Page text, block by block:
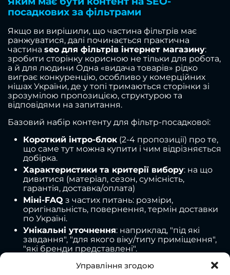
Управління згодою
посадкових за фільтрами
Якщо ви вирішили, що частина фільтрів має
ранжуватися, далі починається практична
частина seo для фільтрів інтернет магазину:
зробити сторінку корисною не тільки для робота,
а й для людини Одна «видача товарів» рідко
виграє конкуренцію, особливо у комерційних
нішах України, де у топі тримаються сторінки зі
зрозумілою пропозицією, структурою та
відповідями на запитання.
Базовий набір контенту для фільтр-посадкової:
Короткий інтро-блок (2-4 пропозиції) про те,
що саме тут можна купити і чим відрізняється
добірка.
Характеристики та критерії вибору: на що
дивитися (матеріал, сезон, сумісність,
гарантія, доставка/оплата)
Міні-FAQ з частих питань: розміри,
оригінальність, повернення, термін доставки
по Україні.
Унікальні уточнення: наприклад, "під які
завдання", "для якого віку/типу приміщення",
"які бренди представлені".
Важливо: текст не повинен бути для галочки. Він